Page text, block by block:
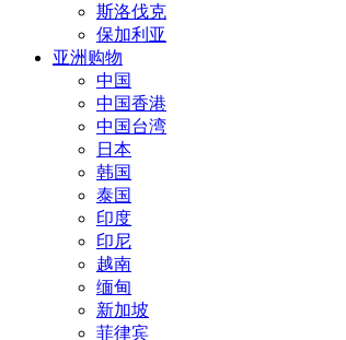
斯洛伐克
保加利亚
亚洲购物
中国
中国香港
中国台湾
日本
韩国
泰国
印度
印尼
越南
缅甸
新加坡
菲律宾